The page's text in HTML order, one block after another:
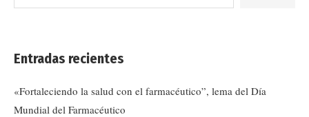
Entradas recientes
«Fortaleciendo la salud con el farmacéutico”, lema del Día
Mundial del Farmacéutico